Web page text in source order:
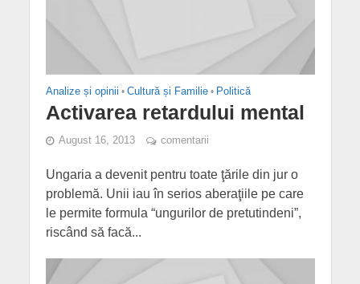
Analize și opinii • Cultură și Familie • Politică
Activarea retardului mental
August 16, 2013 comentarii
Ungaria a devenit pentru toate ţările din jur o
problemă. Unii iau în serios aberaţiile pe care
le permite formula “ungurilor de pretutindeni”,
riscând să facă...